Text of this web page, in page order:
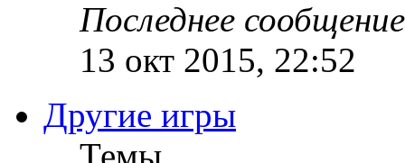
Последнее сообщение
13 окт 2015, 22:52
Другие игры